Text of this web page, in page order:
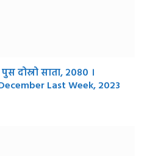
दोस्रो साता, २०८० ।
Last Week, 2023